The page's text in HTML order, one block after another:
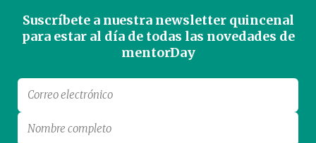
Suscríbete a nuestra newsletter quincenal
para estar al día de todas las novedades de
mentorDay